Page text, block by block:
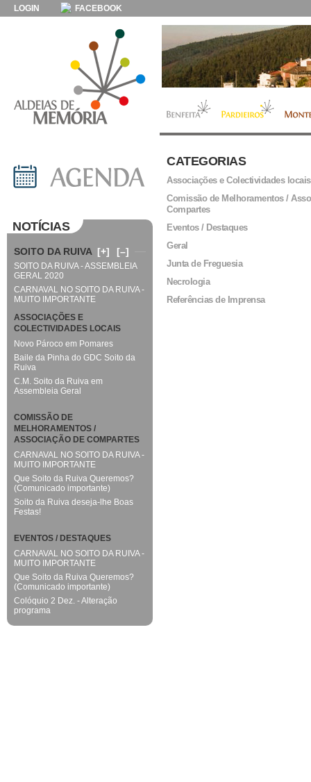
LOGIN FACEBOOK
CATEGORIAS
Associações e Colectividades locais
Comissão de Melhoramentos /
Compartes
Eventos / Destaques
Geral
Junta de Freguesia
Necrologia
Referências de Imprensa
NOTÍCIAS
SOITO DA RUIVA [+] [–]
SOITO DA RUIVA - ASSEMBLEIA
GERAL 2020
CARNAVAL NO SOITO DA RUIVA -
MUITO IMPORTANTE
ASSOCIAÇÕES E
COLECTIVIDADES LOCAIS
Novo Pároco em Pomares
Baile da Pinha do GDC Soito da
Ruiva
C.M. Soito da Ruiva em
Assembleia Geral
COMISSÃO DE
MELHORAMENTOS /
ASSOCIAÇÃO DE COMPARTES
CARNAVAL NO SOITO DA RUIVA -
MUITO IMPORTANTE
Que Soito da Ruiva Queremos?
(Comunicado importante)
Soito da Ruiva deseja-lhe Boas
Festas!
EVENTOS / DESTAQUES
CARNAVAL NO SOITO DA RUIVA -
MUITO IMPORTANTE
Que Soito da Ruiva Queremos?
(Comunicado importante)
Colóquio 2 Dez. - Alteração
programa